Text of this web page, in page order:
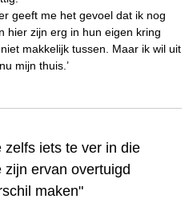
geeft me het gevoel dat ik nog
hier zijn erg in hun eigen kring
makkelijk tussen. Maar ik wil uit
mijn thuis.’
zelfs iets te ver in die
ervan overtuigd
maken"